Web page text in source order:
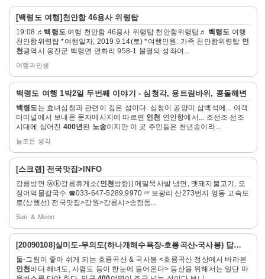
구
조
위
이
지
이
동
이
이
동
[백령도여행]천안함 46용사 위령탑
19:08 ♬ 백령도여행 천안함 46용사 위령탑 천안함위령탑♬ 백령도 여행
천안함위령탑 *여행일자; 2019.9.14(토) *여행인원: 가족 천안함위령탑 인
천광역시 옹진군 백령면 연화리 958-1 불멸의 성좌여...
여행과인생
자
세
기
백령도 여행 1박2일 두번째 이야기 - 심청각, 용트림바위, 콩돌해변
백령도는 효녀심청과 관련이 깊은 섬이다. 심청이 공양미 삼백석에... 여객
터미널에서 보내온 문자메시지에 따르면 인천 연안항에서... 조선조 선조
시대에 심어진 400년된 노송이지만 이 곳 주민들은 천년송이라...
늘조은 생각
자
기
[스크랩] 전국맛집>INFO
강릉방면 ⓦⓚ강릉휴게소(인천방향)] 메밀묵사발 냉면, 멧돼지불고기, 오
징어먹물칼국수 ☎033-647-5289,9970 ☞보광리 산273번지 영동 고속도
로(상행선) 전국맛집>강원>강릉시>송정동...
Sun ＆ Moon
자
세
[20090108]실미도-무의도(하나개해수욕장-호룡곡산-국사봉) 답사여행 -....
둘-그림이 좋아 쉬게 되는 호룡곡산 & 국사봉 <호룡곡산 정상에서 바라본
인천바다.해녀도, 사렴도 등이 한눈에 들어온다> 등산을 위해서는 일단 마
자
세